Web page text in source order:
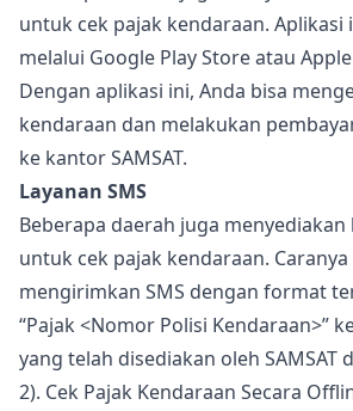
untuk cek pajak kendaraan.
melalui Google Play Store atau
Dengan aplikasi ini, Anda bisa
kendaraan dan melakukan
ke kantor SAMSAT.
Layanan SMS
Beberapa daerah juga menyediakan
untuk cek pajak kendaraan.
mengirimkan SMS dengan format
“Pajak <Nomor Polisi Kendaraan>”
yang telah disediakan oleh SAMSAT
2). Cek Pajak Kendaraan Secara